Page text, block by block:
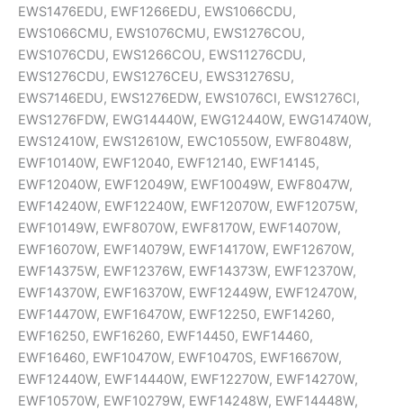
EWS1476EDU, EWF1266EDU, EWS1066CDU,
EWS1066CMU, EWS1076CMU, EWS1276COU,
EWS1076CDU, EWS1266COU, EWS11276CDU,
EWS1276CDU, EWS1276CEU, EWS31276SU,
EWS7146EDU, EWS1276EDW, EWS1076CI, EWS1276CI,
EWS1276FDW, EWG14440W, EWG12440W, EWG14740W,
EWS12410W, EWS12610W, EWC10550W, EWF8048W,
EWF10140W, EWF12040, EWF12140, EWF14145,
EWF12040W, EWF12049W, EWF10049W, EWF8047W,
EWF14240W, EWF12240W, EWF12070W, EWF12075W,
EWF10149W, EWF8070W, EWF8170W, EWF14070W,
EWF16070W, EWF14079W, EWF14170W, EWF12670W,
EWF14375W, EWF12376W, EWF14373W, EWF12370W,
EWF14370W, EWF16370W, EWF12449W, EWF12470W,
EWF14470W, EWF16470W, EWF12250, EWF14260,
EWF16250, EWF16260, EWF14450, EWF14460,
EWF16460, EWF10470W, EWF10470S, EWF16670W,
EWF12440W, EWF14440W, EWF12270W, EWF14270W,
EWF10570W, EWF10279W, EWF14248W, EWF14448W,